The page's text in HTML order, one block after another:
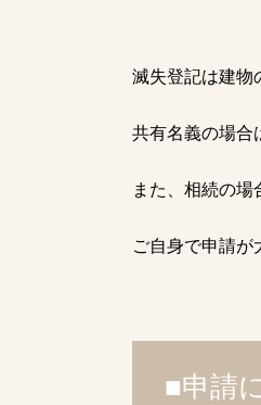
滅失登記は建物
共有名義の場合
また、相続の場
ご自身で申請が
■申請